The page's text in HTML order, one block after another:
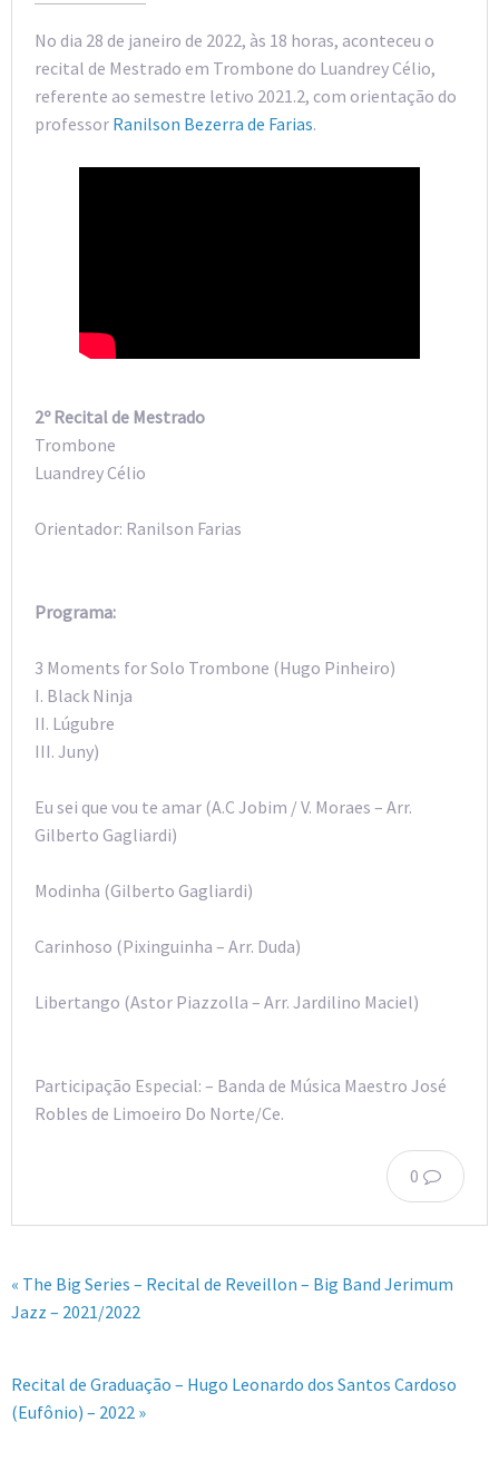
No dia 28 de janeiro de 2022, às 18 horas, aconteceu o
recital de Mestrado em Trombone do Luandrey Célio,
referente ao semestre letivo 2021.2, com orientação do
professor Ranilson Bezerra de Farias.
2º Recital de Mestrado
Trombone
Luandrey Célio
Orientador: Ranilson Farias
Programa:
3 Moments for Solo Trombone (Hugo Pinheiro)
I. Black Ninja
II. Lúgubre
III. Juny)
Eu sei que vou te amar (A.C Jobim / V. Moraes – Arr.
Gilberto Gagliardi)
Modinha (Gilberto Gagliardi)
Carinhoso (Pixinguinha – Arr. Duda)
Libertango (Astor Piazzolla – Arr. Jardilino Maciel)
Participação Especial: – Banda de Música Maestro José
Robles de Limoeiro Do Norte/Ce.
0
« The Big Series – Recital de Reveillon – Big Band Jerimum
Jazz – 2021/2022
Recital de Graduação – Hugo Leonardo dos Santos Cardoso
(Eufônio) – 2022 »